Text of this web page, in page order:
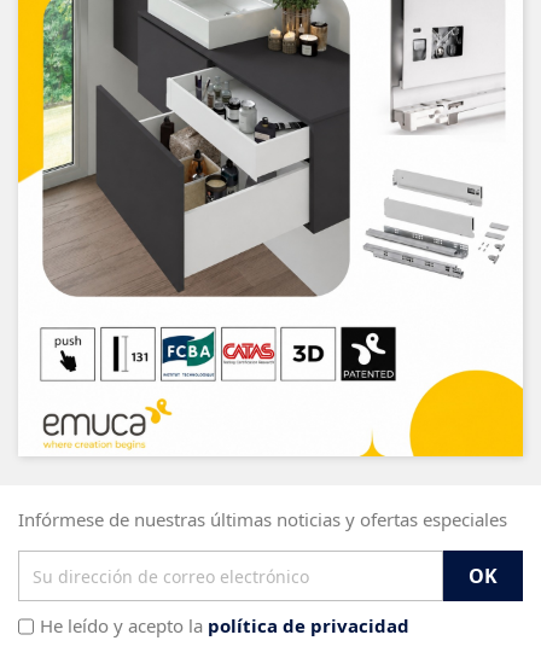
Infórmese de nuestras últimas noticias y ofertas especiales
He leído y acepto la política de privacidad